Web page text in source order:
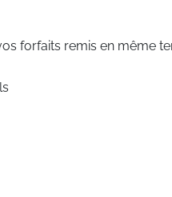
forfaits remis en même